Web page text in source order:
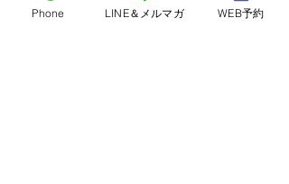
Phone LINE＆メルマガ WEB予約